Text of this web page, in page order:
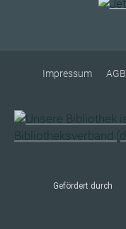
Impressum AGB
Gefördert durch